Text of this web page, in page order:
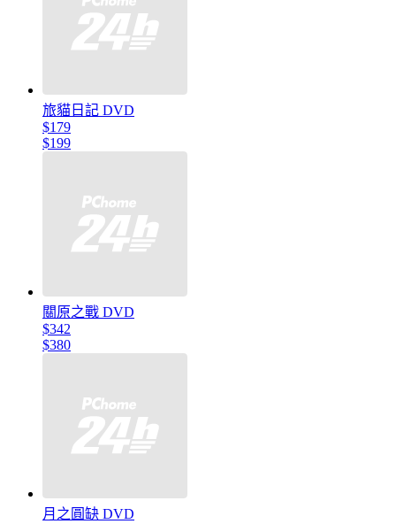
旅貓日記 DVD
$179
$199
關原之戰 DVD
$342
$380
月之圓缺 DVD